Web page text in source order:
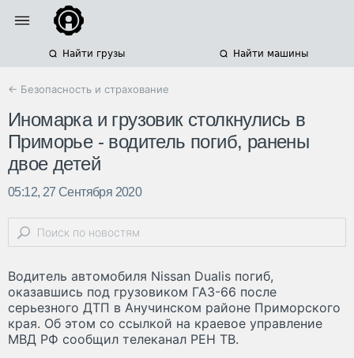
Найти грузы Найти машины
← Безопасность и страхование
Иномарка и грузовик столкнулись в
Приморье - водитель погиб, ранены
двое детей
05:12, 27 Сентября 2020
Водитель автомобиля Nissan Dualis погиб,
оказавшись под грузовиком ГАЗ-66 после
серьезного ДТП в Анучинском районе Приморского
края. Об этом со ссылкой на краевое управление
МВД РФ сообщил телеканал РЕН ТВ.